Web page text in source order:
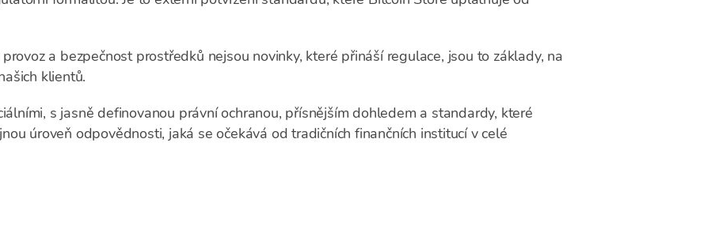
a bezpečnost prostředků nejsou novinky, které přináší regulace, jsou to základy, na
klientů.
s jasně definovanou právní ochranou, přísnějším dohledem a standardy, které
úroveň odpovědnosti, jaká se očekává od tradičních finančních institucí v celé